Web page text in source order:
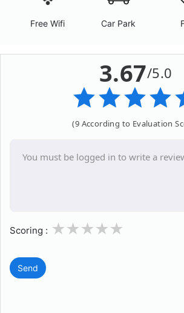
Free Wifi Car Park
3.67/5.0
(9 According to Evaluation
Scoring : 3
2
1
Send